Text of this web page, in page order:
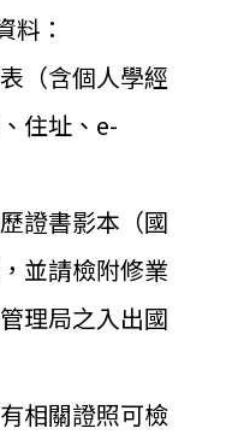
：
（含個人學經
住址、e-
證書影本（國
並請檢附修業
理局之入出國
相關證照可檢